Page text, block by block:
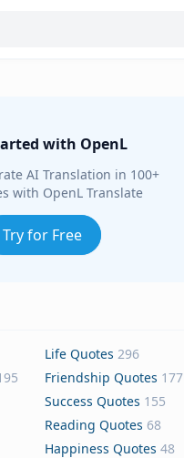
with OpenL
AI Translation in 100+
with OpenL Translate
Try for Free
Life Quotes 296
Friendship Quotes 177
Success Quotes 155
Reading Quotes 68
Happiness Quotes 48